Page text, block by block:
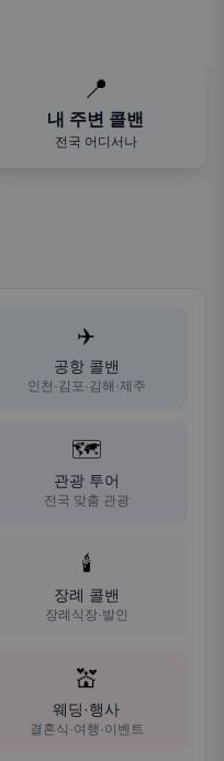
📍
내 주변 콜밴
전국 어디서나
✈️
공항 콜밴
인천·김포·김해·제주
🗺️
관광 투어
전국 맞춤 관광
🕯️
장례 콜밴
장례식장·발인
💒
웨딩·행사
결혼식·여행·이벤트